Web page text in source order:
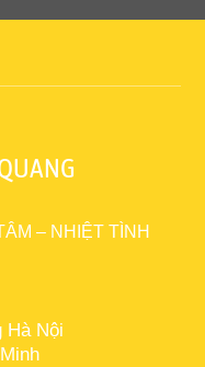
– NHIỆT TÌNH
Hà Nội